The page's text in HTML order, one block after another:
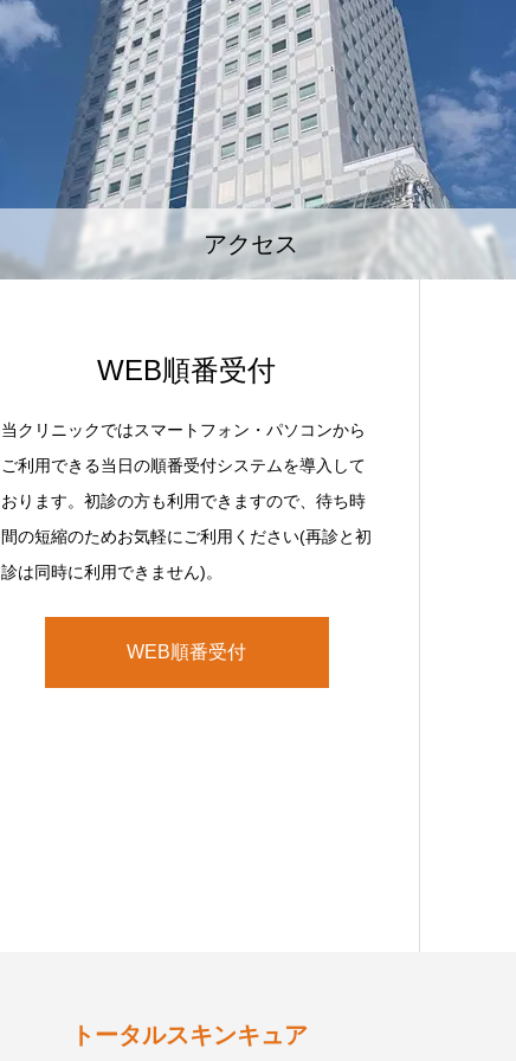
アクセス
WEB順番受付
当クリニックではスマートフォン・パソコンから
ご利用できる当日の順番受付システムを導入して
おります。初診の方も利用できますので、待ち時
間の短縮のためお気軽にご利用ください(再診と初
診は同時に利用できません)。
WEB順番受付
トータルスキンキュア